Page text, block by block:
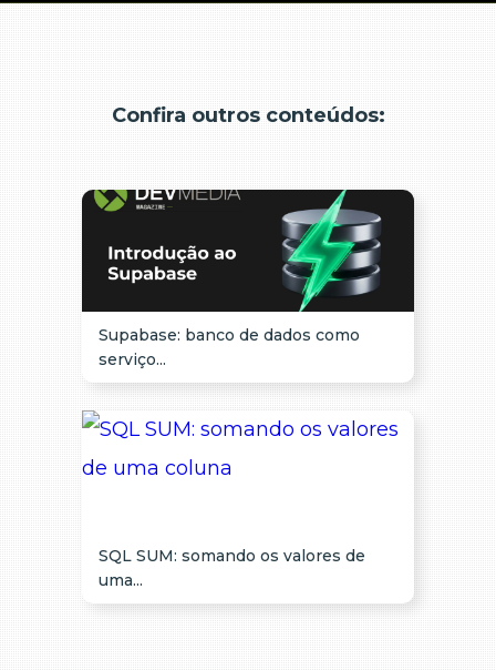
Confira outros conteúdos:
Supabase: banco de dados como
serviço...
SQL SUM: somando os valores de
uma...